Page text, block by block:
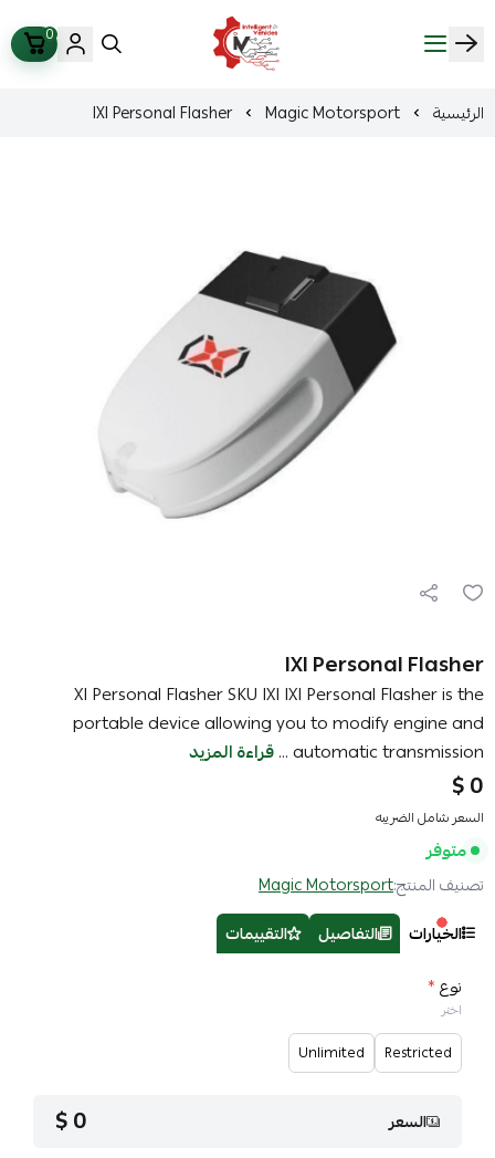
ذكاء المركبات Intelligent Vehicles
0
الرئيسية Magic Motorsport
IXI Personal Flasher
IXI Personal Flasher
XI Personal Flasher SKU IXI IXI Personal Flasher is the
portable device allowing you to modify engine and
automatic transmission ...
قراءة المزيد
0 $
السعر شامل الضريبه
متوفر
تصنيف المنتج:Magic Motorsport
الخيارات التفاصيل
التقييمات
نوع*
اختر
Restricted
Unlimited
السعر 0 $